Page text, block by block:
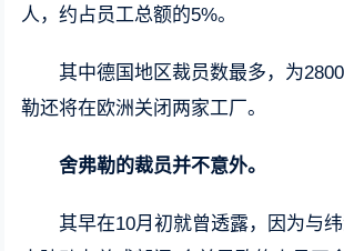
人，约占员工总额的5%。
其中德国地区裁员数最多，为
勒还将在欧洲关闭两家工厂。
舍弗勒的裁员并不意外。
其早在10月初就曾透露，因为与